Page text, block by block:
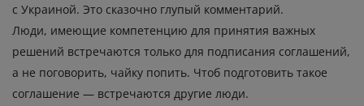
с Украиной. Это сказочно глупый комментарий.
Люди, имеющие компетенцию для принятия важных
решений встречаются только для подписания соглашений,
а не поговорить, чайку попить. Чтоб подготовить такое
соглашение — встречаются другие люди.